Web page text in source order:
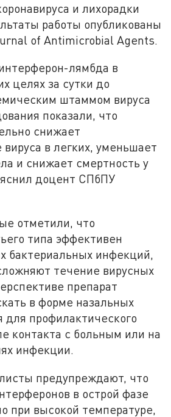
и лихорадки
работы опубликованы
of Antimicrobial Agents.
лямбда в
целях за сутки до
штаммом вируса
показали, что
снижает
вируса в легких, уменьшает
и снижает смертность у
доцент СПбПУ
отметили, что
типа эффективен
бактериальных инфекций,
течение вирусных
препарат
в форме назальных
для профилактического
контакта с больным или на
инфекции.
предупреждают, что
в острой фазе
при высокой температуре,